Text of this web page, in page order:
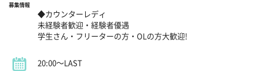
募集情報
◆カウンターレディ
未経験者歓迎・経験者優遇
学生さん・フリーターの方・OLの方大歓迎!
20:00～LAST